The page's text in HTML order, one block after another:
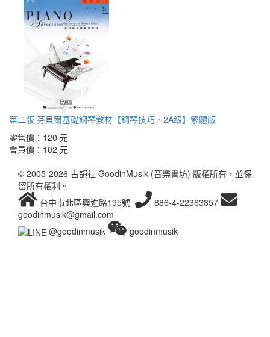
第二版 芬貝爾基礎鋼琴教材【鋼琴技巧．2A級】繁體版
零售價： 120 元
會員價： 102 元
© 2005-2026 古韻社 GoodinMusik (音樂書坊) 版權所有，並保
留所有權利。
台中市北區興進路195號
886-4-22363857
goodinmusik@gmail.com
@goodinmusik
goodinmusik